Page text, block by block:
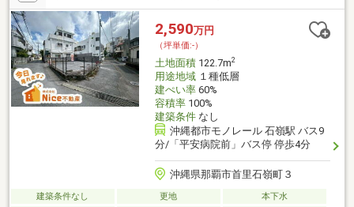
2,590万円
（坪単価:-）
土地面積122.7m2
用途地域１種低層
建ぺい率60%
容積率100%
建築条件なし
沖縄都市モノレール 石嶺駅 バス9
分/「平安病院前」バス停 停歩4分
沖縄県那覇市首里石嶺町３
建築条件なし 更地
本下水